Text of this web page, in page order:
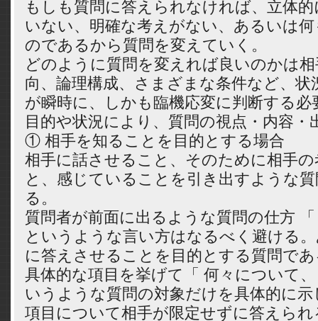
もしも質問に答えられなければ、立体
いない、明確な考えがない、あるいは
のであるから質問を変えていく。
どのように質問を変えれば良いのかは
向、論理構成、さまざまな条件など、状
が瞬時に、しかも臨機応変に判断する必
目的や状況により、質問の視点・内容・
① 相手を知ることを目的とする場合
相手に話させること、そのために相手
と、感じていることを引き出すような
る。
質問者が前面に出るような質問の仕方
というような言い方はなるべく避ける
に答えさせることを目的とする質問で
具体的な項目を挙げて「 何々について
いうような質問の対象だけを具体的に
項目について相手が限定せずに答えら